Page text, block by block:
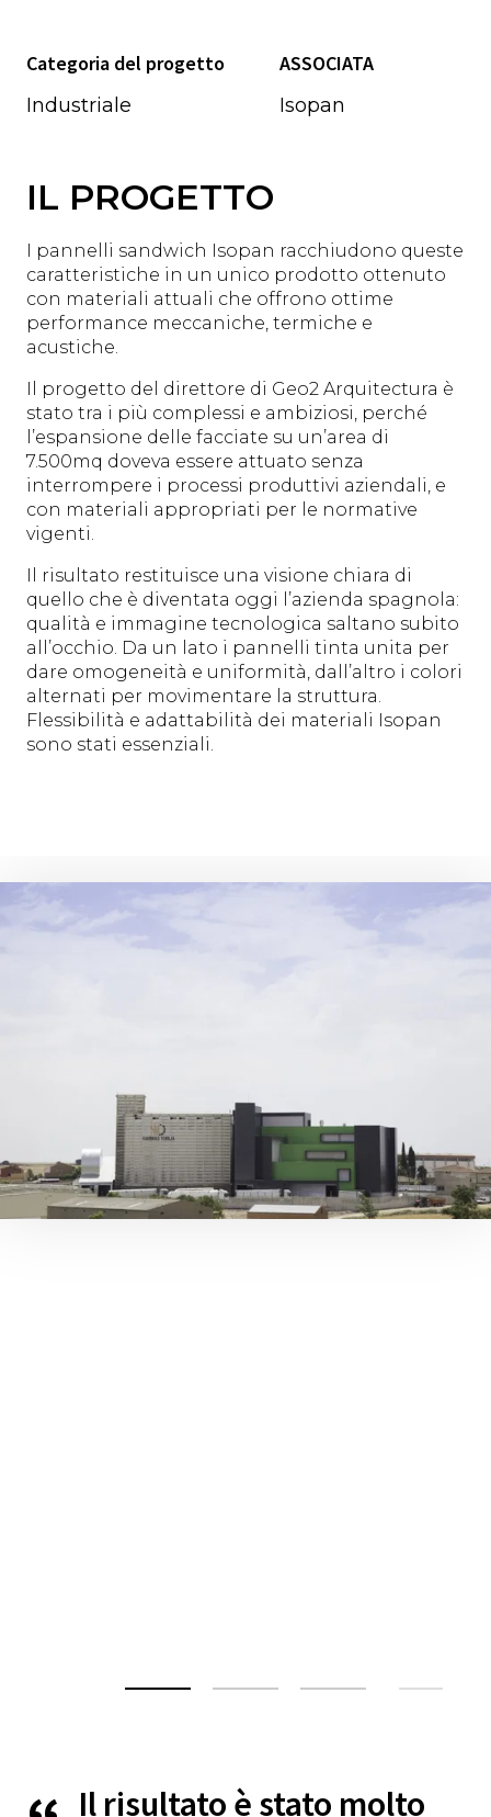
Categoria del progetto
Industriale
ASSOCIATA
Isopan
IL PROGETTO
I pannelli sandwich Isopan racchiudono queste
caratteristiche in un unico prodotto ottenuto
con materiali attuali che offrono ottime
performance meccaniche, termiche e
acustiche.
Il progetto del direttore di Geo2 Arquitectura è
stato tra i più complessi e ambiziosi, perché
l’espansione delle facciate su un’area di
7.500mq doveva essere attuato senza
interrompere i processi produttivi aziendali, e
con materiali appropriati per le normative
vigenti.
Il risultato restituisce una visione chiara di
quello che è diventata oggi l’azienda spagnola:
qualità e immagine tecnologica saltano subito
all’occhio. Da un lato i pannelli tinta unita per
dare omogeneità e uniformità, dall’altro i colori
alternati per movimentare la struttura.
Flessibilità e adattabilità dei materiali Isopan
sono stati essenziali.
Il risultato è stato molto